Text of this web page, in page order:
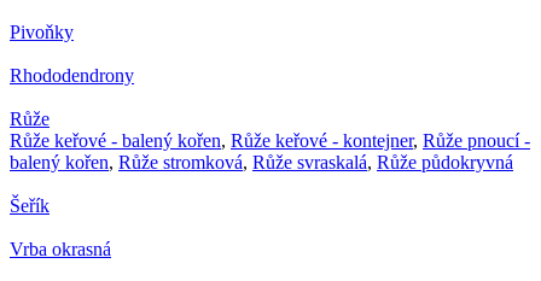
Pivoňky
Rhododendrony
Růže
Růže keřové - balený kořen, Růže keřové - kontejner, Růže pnoucí -
balený kořen, Růže stromková, Růže svraskalá, Růže půdokryvná
Šeřík
Vrba okrasná